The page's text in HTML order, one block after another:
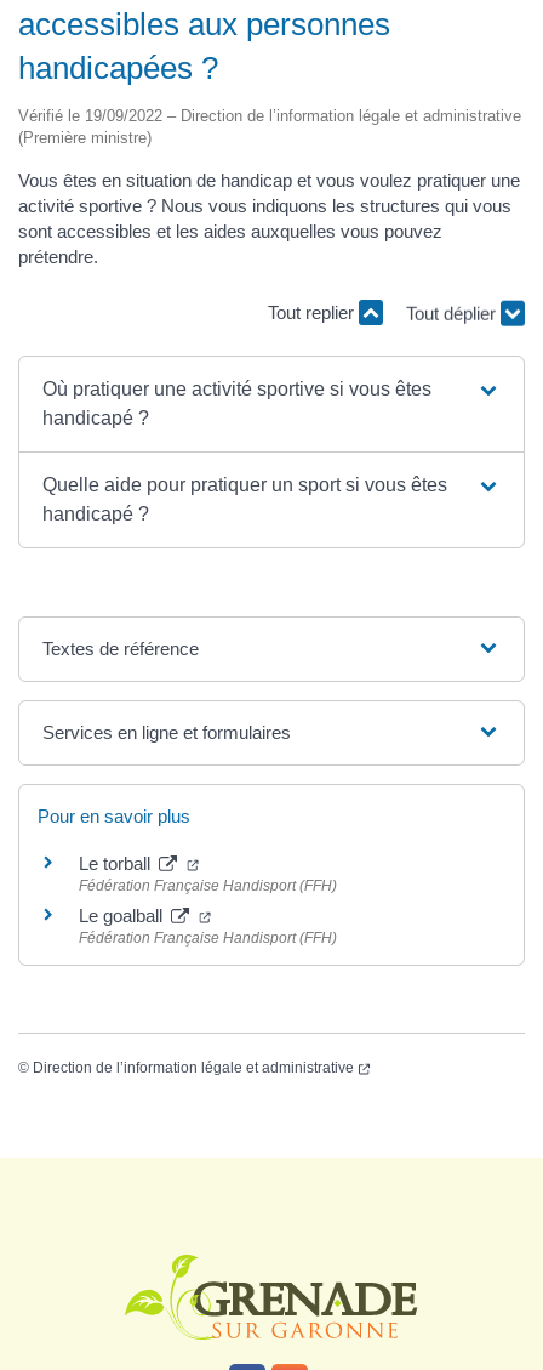
accessibles aux personnes
handicapées ?
Vérifié le 19/09/2022 – Direction de l’information légale et administrative
(Première ministre)
Vous êtes en situation de handicap et vous voulez pratiquer une
activité sportive ? Nous vous indiquons les structures qui vous
sont accessibles et les aides auxquelles vous pouvez
prétendre.
Tout replier Tout déplier
Où pratiquer une activité sportive si vous êtes
handicapé ?
Quelle aide pour pratiquer un sport si vous êtes
handicapé ?
Textes de référence
Services en ligne et formulaires
Pour en savoir plus
Le torball
Fédération Française Handisport (FFH)
Le goalball
Fédération Française Handisport (FFH)
© Direction de l’information légale et administrative